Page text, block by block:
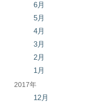
6月
5月
4月
3月
2月
1月
2017年
12月